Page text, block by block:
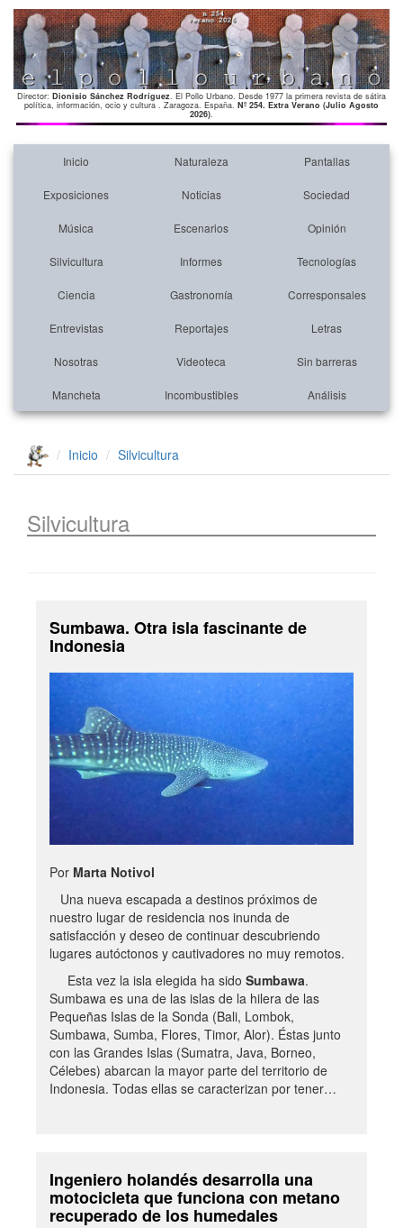
Director: Dionisio Sánchez Rodríguez. El Pollo Urbano. Desde 1977 la primera revista de sátira
política, información, ocio y cultura . Zaragoza. España. Nº 254. Extra Verano (Julio Agosto
2026).
Inicio Naturaleza Pantallas
Exposiciones Noticias Sociedad
Música Escenarios Opinión
Silvicultura Informes Tecnologías
Ciencia Gastronomía Corresponsales
Entrevistas Reportajes Letras
Nosotras Videoteca Sin barreras
Mancheta Incombustibles Análisis
Inicio Silvicultura
Silvicultura
Sumbawa. Otra isla fascinante de
Indonesia
Por Marta Notivol
Una nueva escapada a destinos próximos de
nuestro lugar de residencia nos inunda de
satisfacción y deseo de continuar descubriendo
lugares autóctonos y cautivadores no muy remotos.
Esta vez la isla elegida ha sido Sumbawa.
Sumbawa es una de las islas de la hilera de las
Pequeñas Islas de la Sonda (Bali, Lombok,
Sumbawa, Sumba, Flores, Timor, Alor). Éstas junto
con las Grandes Islas (Sumatra, Java, Borneo,
Célebes) abarcan la mayor parte del territorio de
Indonesia. Todas ellas se caracterizan por tener…
Ingeniero holandés desarrolla una
motocicleta que funciona con metano
recuperado de los humedales